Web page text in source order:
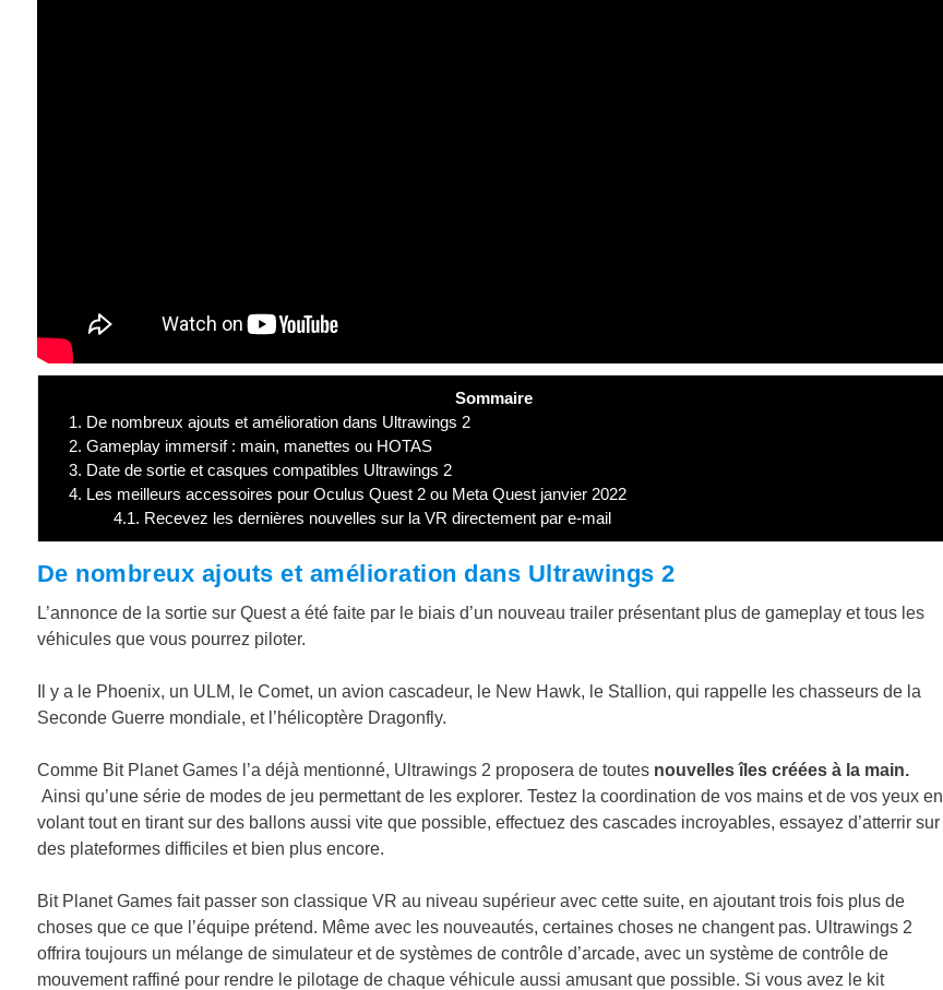
Sommaire
1. De nombreux ajouts et amélioration dans Ultrawings 2
2. Gameplay immersif : main, manettes ou HOTAS
3. Date de sortie et casques compatibles Ultrawings 2
4. Les meilleurs accessoires pour Oculus Quest 2 ou Meta Quest janvier 2022
4.1. Recevez les dernières nouvelles sur la VR directement par e-mail
De nombreux ajouts et amélioration dans Ultrawings 2
L’annonce de la sortie sur Quest a été faite par le biais d’un nouveau trailer présentant plus de gameplay et tous les
véhicules que vous pourrez piloter.
Il y a le Phoenix, un ULM, le Comet, un avion cascadeur, le New Hawk, le Stallion, qui rappelle les chasseurs de la
Seconde Guerre mondiale, et l’hélicoptère Dragonfly.
Comme Bit Planet Games l’a déjà mentionné, Ultrawings 2 proposera de toutes nouvelles îles créées à la main.
Ainsi qu’une série de modes de jeu permettant de les explorer. Testez la coordination de vos mains et de vos yeux en
volant tout en tirant sur des ballons aussi vite que possible, effectuez des cascades incroyables, essayez d’atterrir sur
des plateformes difficiles et bien plus encore.
Bit Planet Games fait passer son classique VR au niveau supérieur avec cette suite, en ajoutant trois fois plus de
choses que ce que l’équipe prétend. Même avec les nouveautés, certaines choses ne changent pas. Ultrawings 2
offrira toujours un mélange de simulateur et de systèmes de contrôle d’arcade, avec un système de contrôle de
mouvement raffiné pour rendre le pilotage de chaque véhicule aussi amusant que possible. Si vous avez le kit